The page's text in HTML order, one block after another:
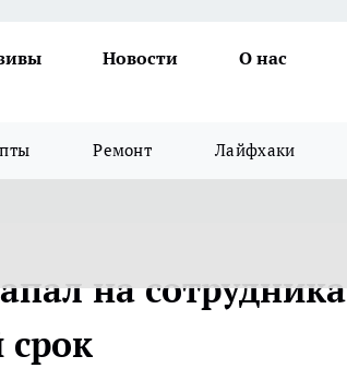
Новости
О нас
Ремонт Лайфхаки
на сотрудника